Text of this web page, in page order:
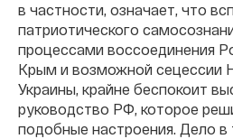
в частности, означает, что
патриотического
процессами воссоединения
Крым и возможной сецессии
Украины, крайне беспокоит
руководство РФ, которое
подобные настроения. Дело в